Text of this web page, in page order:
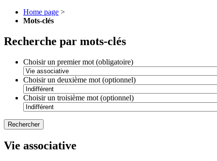
Home page >
Mots-clés
Recherche par mots-clés
Choisir un premier mot (obligatoire)
Choisir un deuxième mot (optionnel)
Choisir un troisième mot (optionnel)
Vie associative